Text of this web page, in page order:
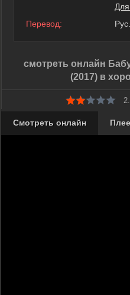
Перевод:
смотреть онлайн
(2017) в
Смотреть онлайн